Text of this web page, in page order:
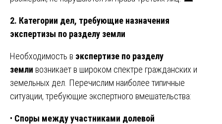
2. Категории дел, требующие назначения
экспертизы по разделу земли
Необходимость в экспертизе по разделу
земли возникает в широком спектре гражданских и
земельных дел. Перечислим наиболее типичные
ситуации, требующие экспертного вмешательства:
• Споры между участниками долевой